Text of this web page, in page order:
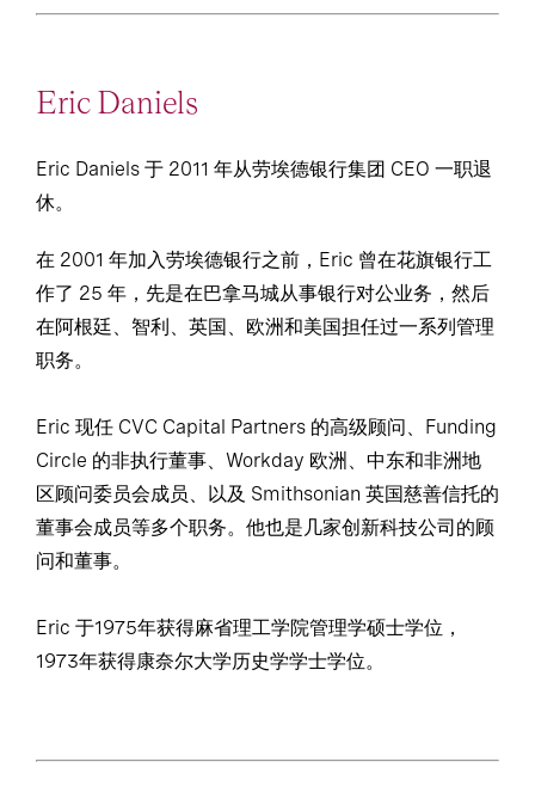
Eric Daniels
Eric Daniels 于 2011 年从劳埃德银行集团 CEO 一职退
休。
在 2001 年加入劳埃德银行之前，Eric 曾在花旗银行工
作了 25 年，先是在巴拿马城从事银行对公业务，然后
在阿根廷、智利、英国、欧洲和美国担任过一系列管理
职务。
Eric 现任 CVC Capital Partners 的高级顾问、Funding
Circle 的非执行董事、Workday 欧洲、中东和非洲地
区顾问委员会成员、以及 Smithsonian 英国慈善信托的
董事会成员等多个职务。他也是几家创新科技公司的顾
问和董事。
Eric 于1975年获得麻省理工学院管理学硕士学位，
1973年获得康奈尔大学历史学学士学位。